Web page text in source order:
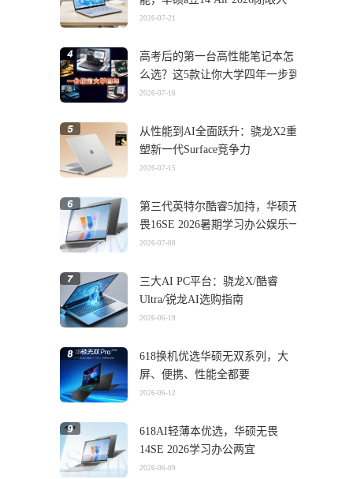
2026-07-21
高考后的第一台高性能笔记本怎
么选？这5款让你大学四年一步到
位
2026-07-16
从性能到AI全面跃升：骁龙X2重
塑新一代Surface竞争力
2026-07-15
第三代英特尔酷睿5加持，华硕无
畏16SE 2026暑期学习办公娱乐一
机搞定
2026-07-08
三大AI PC平台：骁龙X/酷睿
Ultra/锐龙AI选购指南
2026-06-19
618换机优选华硕无双系列，大
屏、便携、性能全都要
2026-06-12
618AI轻薄本优选，华硕无畏
14SE 2026学习办公两宜
2026-06-09